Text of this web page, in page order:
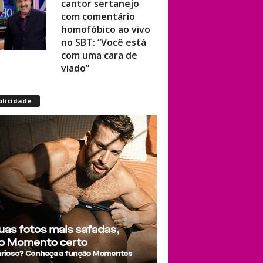
com comentário
homofóbico ao vivo
no SBT: “Você está
com uma cara de
viado”
espetáculo Off-
Broadway que
estreia em Nova
York sobre a
trajetória da
lendária drag queen
Município de Mato
Grosso e vereador
são condenados por
discursos